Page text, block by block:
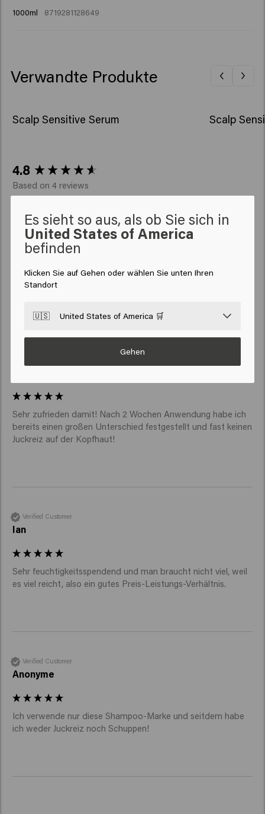
Boswellia Serrata Gum, Phenoxyethanol
1000ml 8719281128649
Verwandte Produkte
Scalp Sensitive Serum Scalp
4.8
Based on 4 reviews
Verified Customer
Anonyme
Reviewer didn't leave any comments
Sehr zufrieden damit! Nach 2 Wochen Anwendung habe ich
bereits einen großen Unterschied festgestellt und fast keinen
Juckreiz auf der Kopfhaut!
Verified Customer
Ian
Sehr feuchtigkeitsspendend und man braucht nicht viel, weil
es viel reicht, also ein gutes Preis-Leistungs-Verhältnis.
Verified Customer
Anonyme
Ich verwende nur diese Shampoo-Marke und seitdem habe
New content loaded
Es sieht so aus, als ob Sie sich in
United States of America
befinden
Klicken Sie auf Gehen oder wählen Sie unten Ihren
Standort
🇺🇸 United States of America 🛒
Gehen